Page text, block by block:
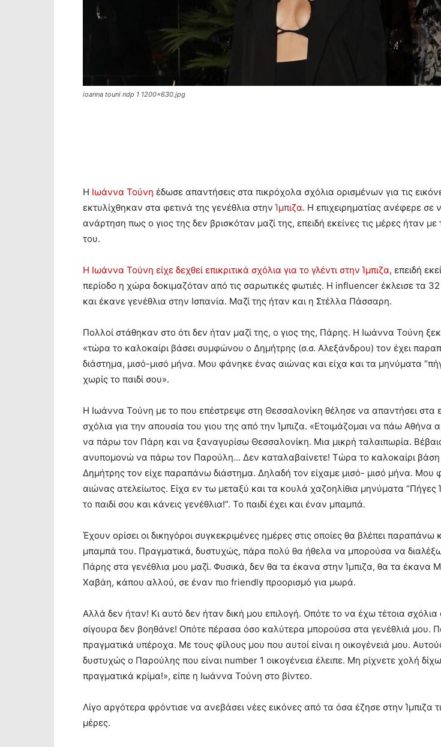
ioanna touni ndp 1 1200x630.jpg
Η Ιωάννα Τούνη έδωσε απαντήσεις στα πικρόχολα σχόλια ορισμένων για τις
εκτυλίχθηκαν στα φετινά της γενέθλια στην Ίμπιζα. Η επιχειρηματίας ανέφερε σε
ανάρτηση πως ο γιος της δεν βρισκόταν μαζί της, επειδή εκείνες τις μέρες ήταν
του.
Η Ιωάννα Τούνη είχε δεχθεί επικριτικά σχόλια για το γλέντι στην Ίμπιζα, επειδή
περίοδο η χώρα δοκιμαζόταν από τις σαρωτικές φωτιές. Η influencer έκλεισε τα 32
και έκανε γενέθλια στην Ισπανία. Μαζί της ήταν και η Στέλλα Πάσσαρη.
Πολλοί στάθηκαν στο ότι δεν ήταν μαζί της, ο γιος της, Πάρης. Η Ιωάννα Τούνη
«τώρα το καλοκαίρι βάσει συμφώνου ο Δημήτρης (σ.σ. Αλεξάνδρου) τον έχει
διάστημα, μισό-μισό μήνα. Μου φάνηκε ένας αιώνας και είχα και τα μηνύματα
χωρίς το παιδί σου».
Η Ιωάννα Τούνη με το που επέστρεψε στη Θεσσαλονίκη θέλησε να απαντήσει στα
σχόλια για την απουσία του γιου της από την Ίμπιζα. «Ετοιμάζομαι να πάω Αθήνα
να πάρω τον Πάρη και να ξαναγυρίσω Θεσσαλονίκη. Μια μικρή ταλαιπωρία.
ανυπομονώ να πάρω τον Παρούλη… Δεν καταλαβαίνετε! Τώρα το καλοκαίρι
Δημήτρης τον είχε παραπάνω διάστημα. Δηλαδή τον είχαμε μισό- μισό μήνα. Μου
αιώνας ατελείωτος. Είχα εν τω μεταξύ και τα κουλά χαζοηλίθια μηνύματα “Πήγες
το παιδί σου και κάνεις γενέθλια!”. Το παιδί έχει και έναν μπαμπά.
Έχουν ορίσει οι δικηγόροι συγκεκριμένες ημέρες στις οποίες θα βλέπει παραπάνω
μπαμπά του. Πραγματικά, δυστυχώς, πάρα πολύ θα ήθελα να μπορούσα να διαλέξω
Πάρης στα γενέθλια μου μαζί. Φυσικά, δεν θα τα έκανα στην Ίμπιζα, θα τα έκανα
Χαβάη, κάπου αλλού, σε έναν πιο friendly προορισμό για μωρά.
Αλλά δεν ήταν! Κι αυτό δεν ήταν δική μου επιλογή. Οπότε το να έχω τέτοια
σίγουρα δεν βοηθάνε! Οπότε πέρασα όσο καλύτερα μπορούσα στα γενέθλιά μου.
πραγματικά υπέροχα. Με τους φίλους μου που αυτοί είναι η οικογένειά μου.
δυστυχώς ο Παρούλης που είναι number 1 οικογένεια έλειπε. Μη ρίχνετε χολή
πραγματικά κρίμα!», είπε η Ιωάννα Τούνη στο βίντεο.
Λίγο αργότερα φρόντισε να ανεβάσει νέες εικόνες από τα όσα έζησε στην Ίμπιζα
μέρες.